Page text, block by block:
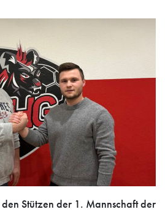
Stützen der 1. Mannschaft der